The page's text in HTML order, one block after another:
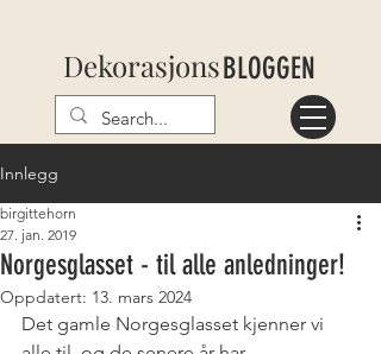
DekorasjonsBLOGGEN
Innlegg
Norgesglasset - til alle anledninger!
birgittehorn
27. jan. 2019
Oppdatert: 13. mars 2024
Det gamle Norgesglasset kjenner vi